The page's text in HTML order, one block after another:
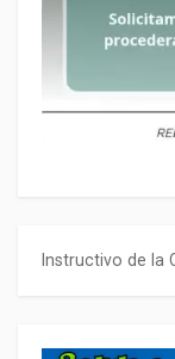
Instructivo de la